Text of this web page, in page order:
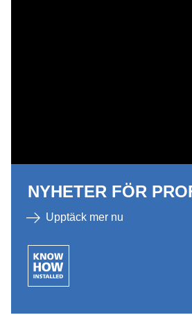
NYHETER FÖR
Upptäck mer nu